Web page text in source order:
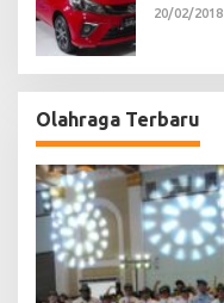
20/02/2018
Olahraga Terbaru